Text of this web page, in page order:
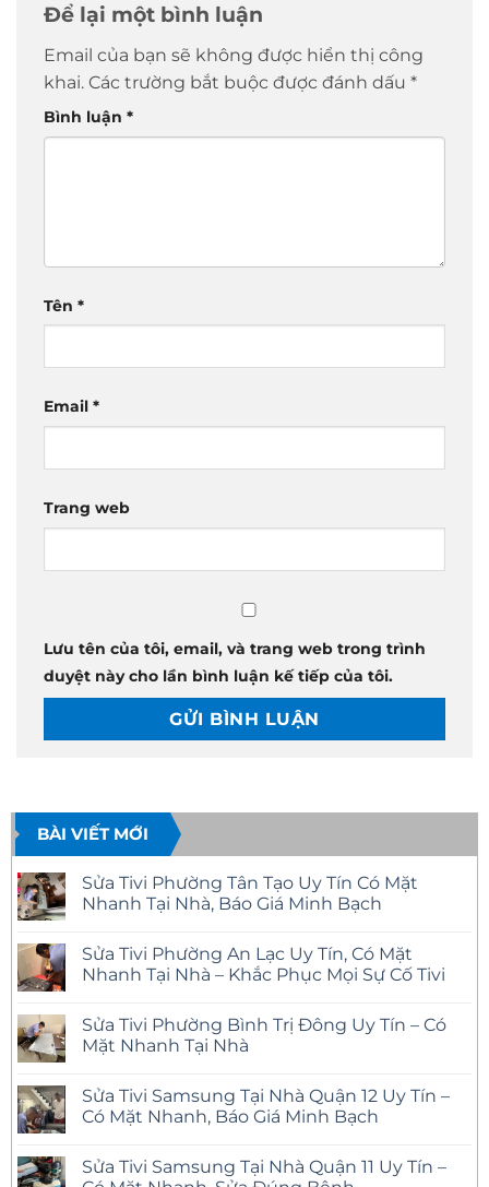
Để lại một bình luận
Email của bạn sẽ không được hiển thị công
khai. Các trường bắt buộc được đánh dấu *
Bình luận *
Tên *
Email *
Trang web
Lưu tên của tôi, email, và trang web trong trình
duyệt này cho lần bình luận kế tiếp của tôi.
BÀI VIẾT MỚI
Sửa Tivi Phường Tân Tạo Uy Tín Có Mặt
Nhanh Tại Nhà, Báo Giá Minh Bạch
bình
luận
ở
Phường
Tân
Tạo
Có
Mặt
Nhanh
Báo
Giá
Sửa Tivi Phường An Lạc Uy Tín, Có Mặt
Nhanh Tại Nhà – Khắc Phục Mọi Sự Cố Tivi
bình
luận
ở
Phường
An
Lạc
Có
Mặt
Sửa Tivi Phường Bình Trị Đông Uy Tín – Có
Mặt Nhanh Tại Nhà
bình
luận
ở
Phường
Bình
Sửa Tivi Samsung Tại Nhà Quận 12 Uy Tín –
Có Mặt Nhanh, Báo Giá Minh Bạch
bình
luận
Sửa Tivi Samsung Tại Nhà Quận 11 Uy Tín –